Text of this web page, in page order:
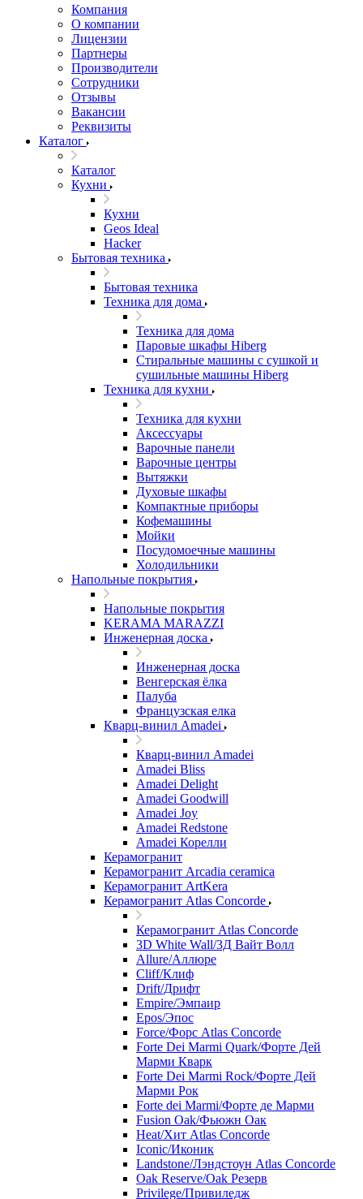
Компания
О компании
Лицензии
Партнеры
Производители
Сотрудники
Отзывы
Вакансии
Реквизиты
Каталог
Каталог
Кухни
Кухни
Geos Ideal
Hacker
Бытовая техника
Бытовая техника
Техника для дома
Техника для дома
Паровые шкафы Hiberg
Стиральные машины с сушкой и
сушильные машины Hiberg
Техника для кухни
Техника для кухни
Аксессуары
Варочные панели
Варочные центры
Вытяжки
Духовые шкафы
Компактные приборы
Кофемашины
Мойки
Посудомоечные машины
Холодильники
Напольные покрытия
Напольные покрытия
KERAMA MARAZZI
Инженерная доска
Инженерная доска
Венгерская ёлка
Палуба
Французская елка
Кварц-винил Amadei
Кварц-винил Amadei
Amadei Bliss
Amadei Delight
Amadei Goodwill
Amadei Joy
Amadei Redstone
Amadei Корелли
Керамогранит
Керамогранит Arcadia ceramica
Керамогранит ArtKera
Керамогранит Atlas Concorde
Керамогранит Atlas Concorde
3D White Wall/3Д Вайт Волл
Allure/Аллюрe
Cliff/Клиф
Drift/Дрифт
Empire/Эмпаир
Epos/Эпос
Force/Фoрс Atlas Concorde
Forte Dei Marmi Quark/Форте Дей
Марми Кварк
Forte Dei Marmi Rock/Форте Дей
Марми Рок
Forte dei Marmi/Форте де Марми
Fusion Oak/Фьюжн Оак
Heat/Xит Atlas Concorde
Iconic/Иконик
Landstone/Лэндстоун Atlas Concorde
Oak Reserve/Оak Резepв
Privilege/Привиледж